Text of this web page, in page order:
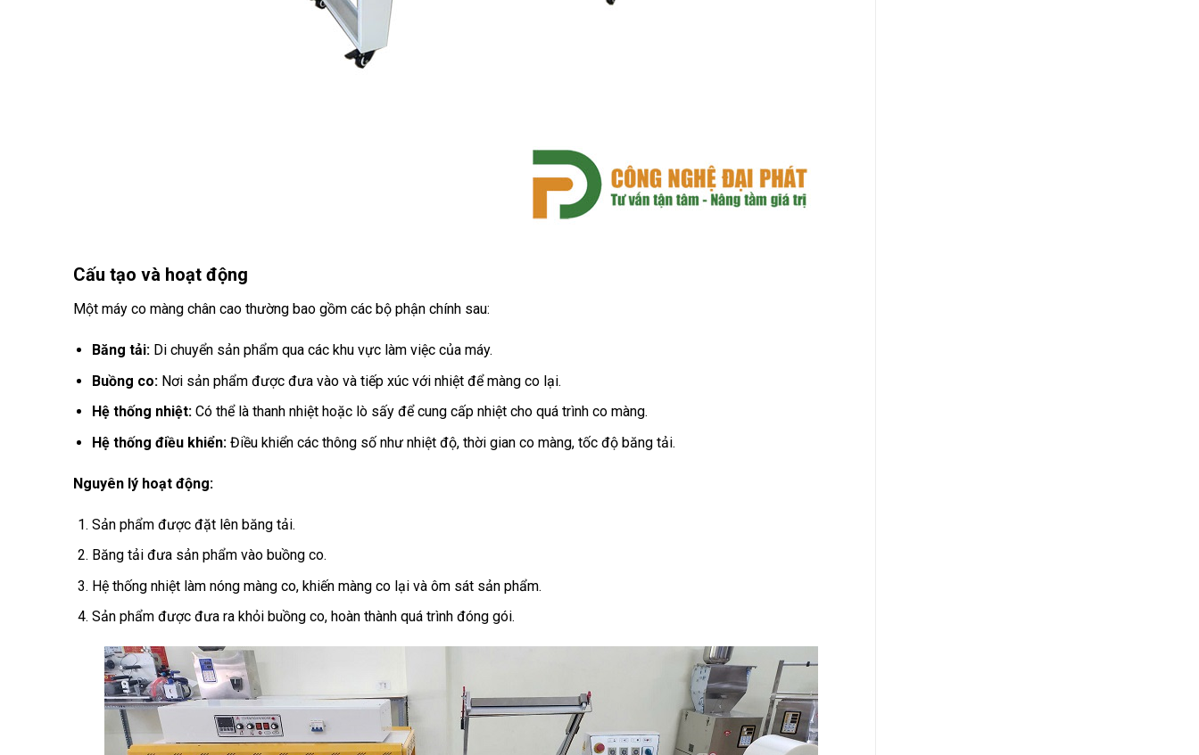
Cấu tạo và hoạt động
Một máy co màng chân cao thường bao gồm các bộ phận chính sau:
Băng tải:Di chuyển sản phẩm qua các khu vực làm việc của máy.
Buồng co:Nơi sản phẩm được đưa vào và tiếp xúc với nhiệt để màng co lại.
Hệ thống nhiệt:Có thể là thanh nhiệt hoặc lò sấy để cung cấp nhiệt cho quá trình co màng.
Hệ thống điều khiển:Điều khiển các thông số như nhiệt độ, thời gian co màng, tốc độ băng tải.
Nguyên lý hoạt động:
Sản phẩm được đặt lên băng tải.
Băng tải đưa sản phẩm vào buồng co.
Hệ thống nhiệt làm nóng màng co, khiến màng co lại và ôm sát sản phẩm.
Sản phẩm được đưa ra khỏi buồng co, hoàn thành quá trình đóng gói.